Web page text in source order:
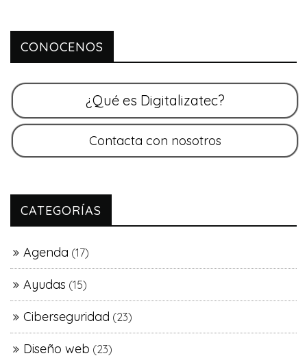
CONOCENOS
CATEGORÍAS
Agenda (17)
Ayudas (15)
Ciberseguridad (23)
Diseño web (23)